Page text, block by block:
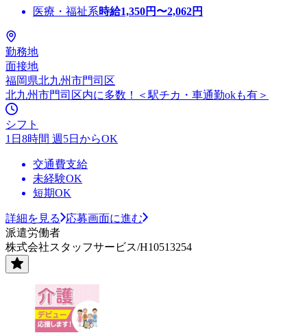
医療・福祉系時給1,350円〜2,062円
勤務地
面接地
福岡県北九州市門司区
北九州市門司区内に多数！＜駅チカ・車通勤okも有＞
シフト
1日8時間 週5日からOK
交通費支給
未経験OK
短期OK
詳細を見る
応募画面に進む
派遣労働者
株式会社スタッフサービス/H10513254